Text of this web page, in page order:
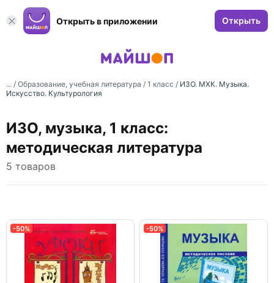
Открыть в приложении Открыть
... / Образование, учебная литература / 1 класс / ИЗО. МХК. Музыка.
Искусство. Культурология
ИЗО, музыка, 1 класс:
методическая литература
5 товаров
-50% -50%